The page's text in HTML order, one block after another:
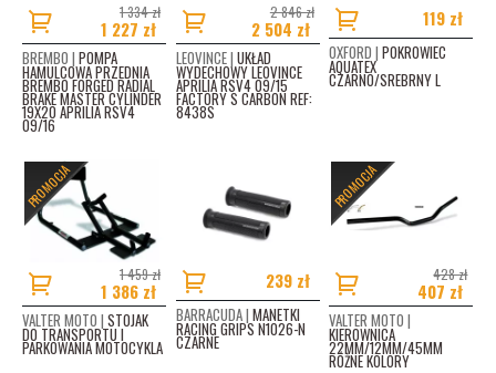
1 334 zł
1 227 zł
BREMBO | POMPA
HAMULCOWA PRZEDNIA
BREMBO FORGED RADIAL
BRAKE MASTER CYLINDER
19X20 APRILIA RSV4
09/16
2 846 zł
2 504 zł
LEOVINCE | UKŁAD
WYDECHOWY LEOVINCE
APRILIA RSV4 09/15
FACTORY S CARBON REF:
8438S
119 zł
OXFORD | POKROWIEC
AQUATEX
CZARNO/SREBRNY L
PROMOCJA
1 459 zł
1 386 zł
VALTER MOTO | STOJAK
DO TRANSPORTU I
PARKOWANIA MOTOCYKLA
239 zł
BARRACUDA | MANETKI
RACING GRIPS N1026-N
CZARNE
PROMOCJA
428 zł
407 zł
VALTER MOTO |
KIEROWNICA
22MM/12MM/45MM
RÓŻNE KOLORY